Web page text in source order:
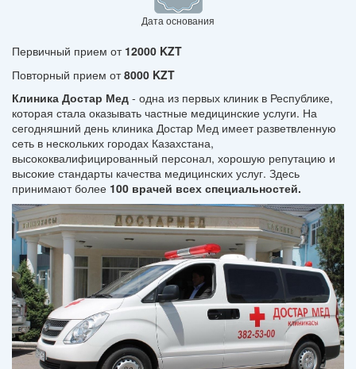
Дата основания
Первичный прием от 12000 KZT
Повторный прием от8000 KZT
Клиника Достар Мед - одна из первых клиник в Республике,
которая стала оказывать частные медицинские услуги. На
сегодняшний день клиника Достар Мед имеет разветвленную
сеть в нескольких городах Казахстана,
высококвалифицированный персонал, хорошую репутацию и
высокие стандарты качества медицинских услуг. Здесь
принимают более 100 врачей всех специальностей.